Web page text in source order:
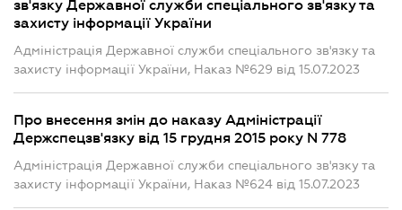
зв'язку Державної служби спеціального зв'язку та
захисту інформації України
Адміністрація Державної служби спеціального зв'язку та
захисту інформації України, Наказ №629 від 15.07.2023
Про внесення змін до наказу Адміністрації
Держспецзв'язку від 15 грудня 2015 року N 778
Адміністрація Державної служби спеціального зв'язку та
захисту інформації України, Наказ №624 від 15.07.2023